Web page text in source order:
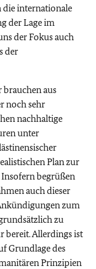
die internationale
der Lage im
der Fokus auch
der
brauchen aus
noch sehr
nachhaltige
unter
Plan zur
Insofern begrüßen
auch dieser
zum
zu
bereit. Allerdings ist
Grundlage des
Prinzipien